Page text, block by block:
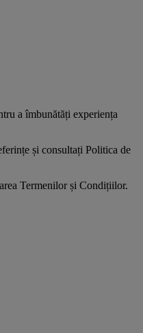
a îmbunătăți experiența
și consultați Politica de
Termenilor și Condițiilor.